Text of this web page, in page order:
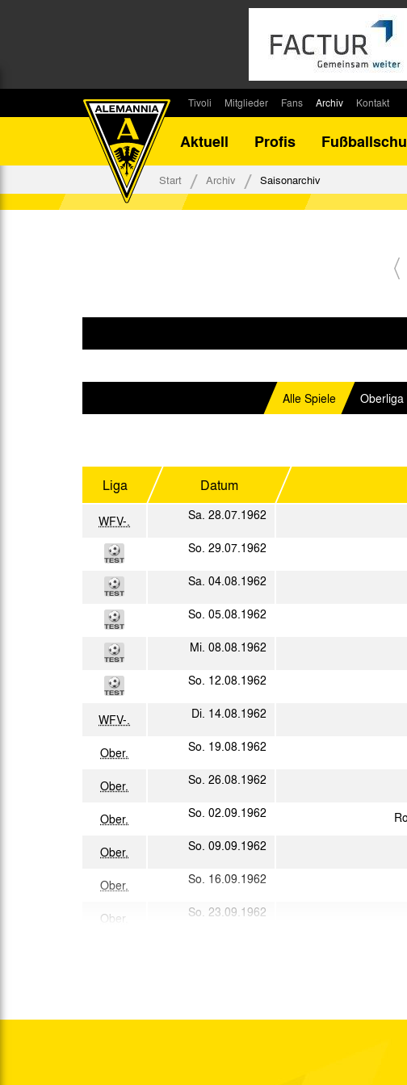
Tivoli
Stadionsprecher
Stadiongaststätte Klömpchensklub
Verbotene Symbolik am Tivoli
Mitglieder
Kontakt
Fans
Fanbeirat
Fan-Klubs
Archiv
Bilanz DFB-Pokal
Kontakt
Aktuell
Profis
Start Archiv Saisonarchiv
Alle Spiele Oberliga
Liga Datum
WFV-. Sa. 28.07.1962
So. 29.07.1962
Sa. 04.08.1962
So. 05.08.1962
Mi. 08.08.1962
So. 12.08.1962
WFV-. Di. 14.08.1962
Ober. So. 19.08.1962
Ober. So. 26.08.1962
Ober. So. 02.09.1962
Ober. So. 09.09.1962
Ober. So. 16.09.1962
Ober. So. 23.09.1962